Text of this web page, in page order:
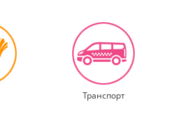
Транспорт